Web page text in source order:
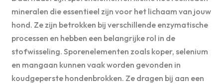
mineralen die essentieel zijn voor het lichaam van jouw
hond. Ze zijn betrokken bij verschillende enzymatische
processen en hebben een belangrijke rol in de
stofwisseling. Sporenelementen zoals koper, selenium
en mangaan kunnen vaak worden gevonden in
koudgeperste hondenbrokken. Ze dragen bij aan een